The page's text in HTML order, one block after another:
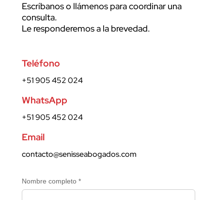
Escríbanos o llámenos para coordinar una
consulta.
Le responderemos a la brevedad.
Teléfono
+51 905 452 024
WhatsApp
+51 905 452 024
Email
contacto@senisseabogados.com
Nombre completo *